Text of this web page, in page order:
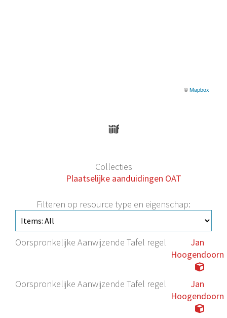
©Mapbox
Collecties
Plaatselijke aanduidingen OAT
Filteren op resource type en eigenschap:
Oorspronkelijke Aanwijzende Tafel regel
Jan
Hoogendoorn
Oorspronkelijke Aanwijzende Tafel regel
Jan
Hoogendoorn